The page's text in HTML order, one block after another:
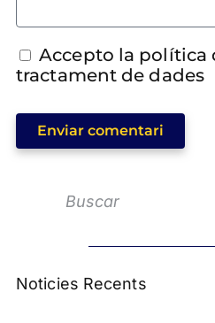
Accepto la política
tractament de dades
Enviar comentari
Noticies Recents